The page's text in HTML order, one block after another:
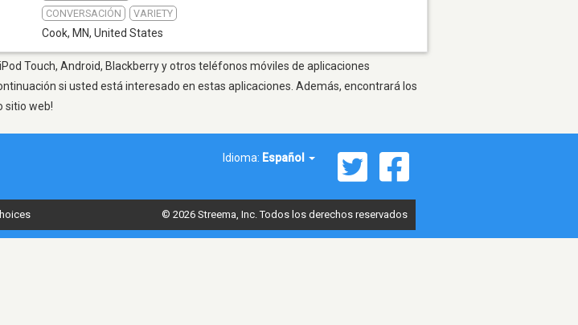
CONVERSACIÓN
VARIETY
Cook, MN, United States
Touch, Android, Blackberry y otros teléfonos móviles de aplicaciones
si usted está interesado en estas aplicaciones. Además, encontrará los
sitio web!
Idioma: Español
© 2026 Streema, Inc. Todos los derechos reservados